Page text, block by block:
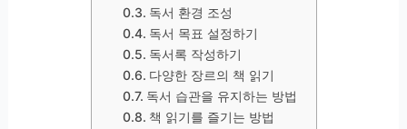
독서 환경 조성
독서 목표 설정하기
독서록 작성하기
다양한 장르의 책 읽기
독서 습관을 유지하는 방법
책 읽기를 즐기는 방법